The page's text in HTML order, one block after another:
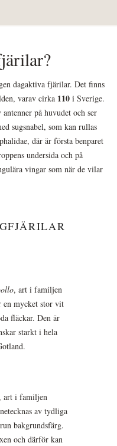
dagaktiva fjärilar. Det finns
varav cirka 110 i Sverige.
på huvudet och ser
sugsnabel, som kan rullas
där är första benparet
undersida och på
vingar som när de vilar
, art i familjen
mycket stor vit
fläckar. Den är
starkt i hela
art i familjen
av tydliga
bakgrundsfärg.
och därför kan